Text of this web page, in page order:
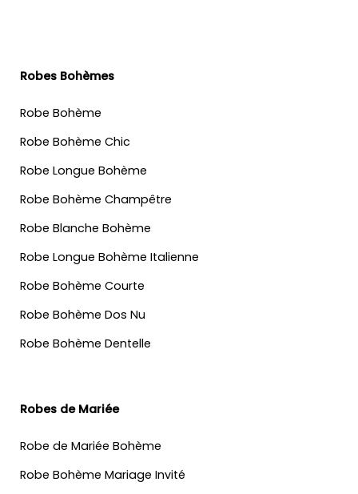
Robes Bohèmes
Robe Bohème
Robe Bohème Chic
Robe Longue Bohème
Robe Bohème Champêtre
Robe Blanche Bohème
Robe Longue Bohème Italienne
Robe Bohème Courte
Robe Bohème Dos Nu
Robe Bohème Dentelle
Robes de Mariée
Robe de Mariée Bohème
Robe Bohème Mariage Invité